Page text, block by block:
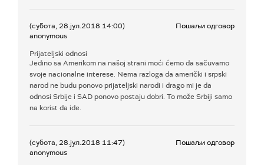
(субота, 28.јул.2018 14:00)
anonymous
Пошаљи одговор
Prijateljski odnosi
Jedino sa Amerikom na našoj strani moći ćemo da sačuvamo
svoje nacionalne interese. Nema razloga da američki i srpski
narod ne budu ponovo prijateljski narodi i drago mi je da
odnosi Srbije i SAD ponovo postaju dobri. To može Srbiji samo
na korist da ide.
(субота, 28.јул.2018 11:47)
anonymous
Пошаљи одговор